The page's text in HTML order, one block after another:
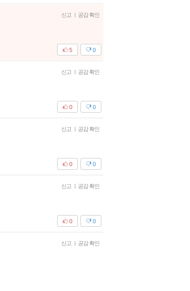
신고 | 공감 확인
0
5
신고 | 공감 확인
0
0
신고 | 공감 확인
0
0
신고 | 공감 확인
0
0
신고 | 공감 확인